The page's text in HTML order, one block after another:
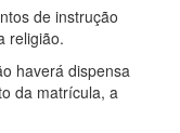
de instrução
religião.
haverá dispensa
da matrícula, a